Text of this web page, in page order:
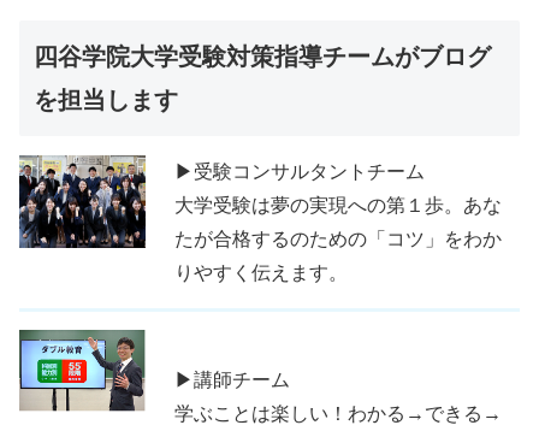
四谷学院大学受験対策指導チームがブログ
を担当します
▶受験コンサルタントチーム
大学受験は夢の実現への第１歩。あな
たが合格するのための「コツ」をわか
りやすく伝えます。
▶講師チーム
学ぶことは楽しい！わかる→できる→